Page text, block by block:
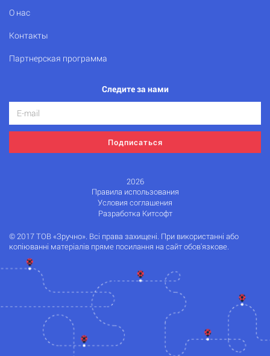
О нас
Контакты
Партнерская программа
Следите за нами
Подписаться
2026
Правила использования
Условия соглашения
Разработка Китсофт
© 2017 ТОВ «Зручно». Всі права захищені. При використанні або
копіюванні матеріалів пряме посилання на сайт обов'язкове.